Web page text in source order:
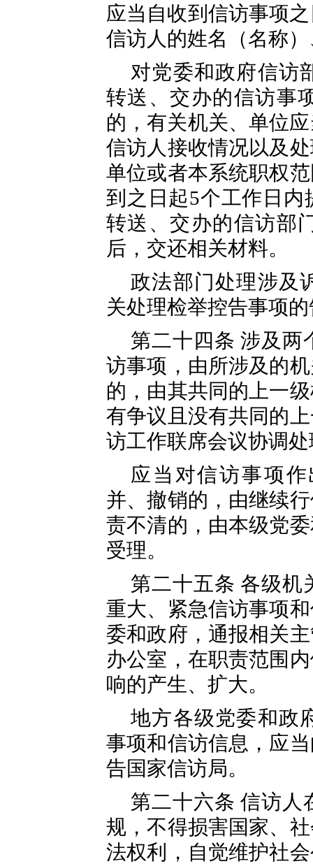
应当自收到信访事项
信访人的姓名（名称
对党委和政府信访
转送、交办的信访事
的，有关机关、单位
信访人接收情况以及
单位或者本系统职权
到之日起5个工作日
转送、交办的信访部
后，交还相关材料。
政法部门处理涉及
关处理检举控告事项
第二十四条 涉及两
访事项，由所涉及的
的，由其共同的上一
有争议且没有共同的
访工作联席会议协调
应当对信访事项
并、撤销的，由继续
责不清的，由本级党
受理。
第二十五条 各级机
重大、紧急信访事项
委和政府，通报相关
办公室，在职责范围
响的产生、扩大。
地方各级党委和政
事项和信访信息，应
告国家信访局。
第二十六条 信访人
规，不得损害国家、
法权利，自觉维护社